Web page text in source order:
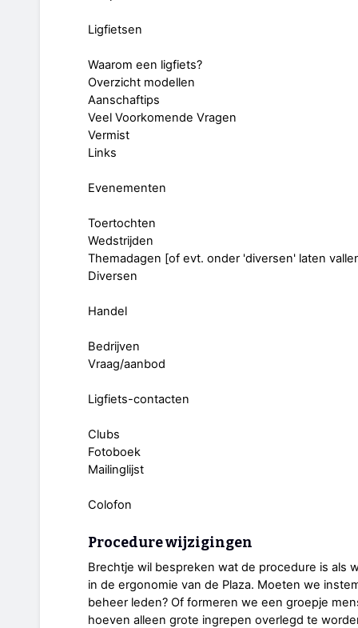
Ligfietsen
Waarom een ligfiets?
Overzicht modellen
Aanschaftips
Veel Voorkomende Vragen
Vermist
Links
Evenementen
Toertochten
Wedstrijden
Themadagen [of evt. onder 'diversen' laten
Diversen
Handel
Bedrijven
Vraag/aanbod
Ligfiets-contacten
Clubs
Fotoboek
Mailinglijst
Colofon
Procedure wijzigingen
Brechtje wil bespreken wat de procedure is als
in de ergonomie van de Plaza. Moeten we
beheer leden? Of formeren we een groepje
hoeven alleen grote ingrepen overlegd te